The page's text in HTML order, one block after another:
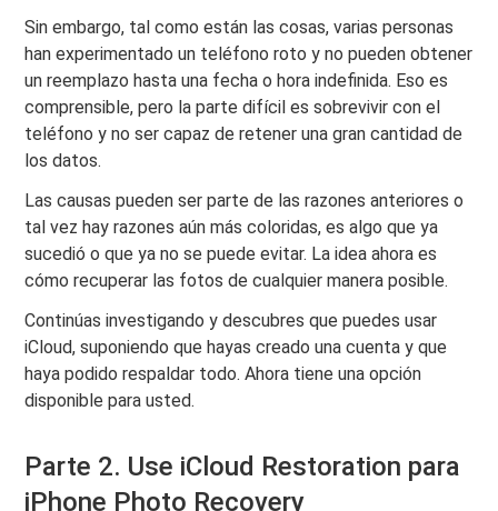
Sin embargo, tal como están las cosas, varias personas
han experimentado un teléfono roto y no pueden obtener
un reemplazo hasta una fecha o hora indefinida. Eso es
comprensible, pero la parte difícil es sobrevivir con el
teléfono y no ser capaz de retener una gran cantidad de
los datos.
Las causas pueden ser parte de las razones anteriores o
tal vez hay razones aún más coloridas, es algo que ya
sucedió o que ya no se puede evitar. La idea ahora es
cómo recuperar las fotos de cualquier manera posible.
Continúas investigando y descubres que puedes usar
iCloud, suponiendo que hayas creado una cuenta y que
haya podido respaldar todo. Ahora tiene una opción
disponible para usted.
Parte 2. Use iCloud Restoration para
iPhone Photo Recovery